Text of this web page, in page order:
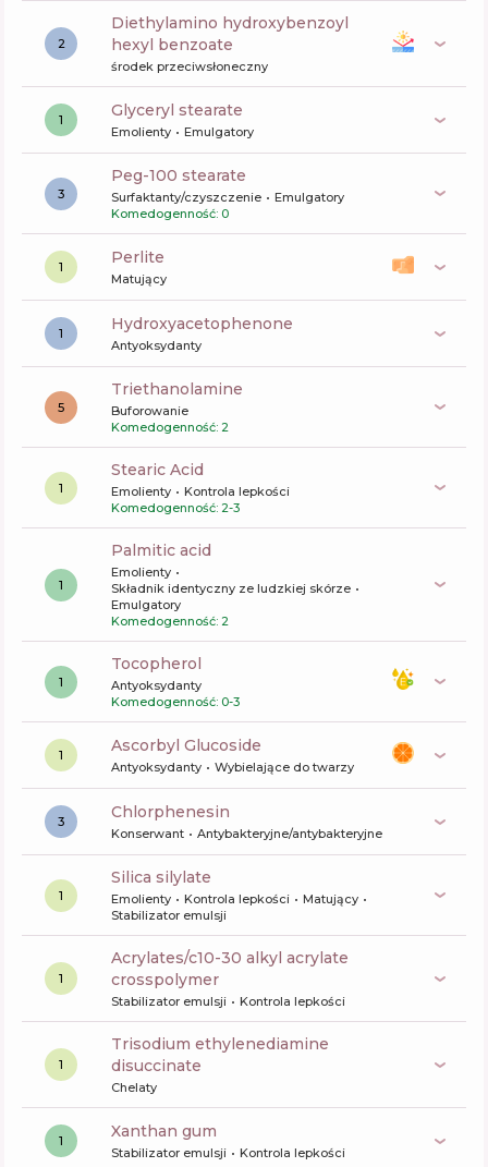
2
diethylamino hydroxybenzoyl
hexyl benzoate
środek przeciwsłoneczny
1 glyceryl stearate
Emolienty Emulgatory
3
peg-100 stearate
Surfaktanty/czyszczenie
Emulgatory
Komedogenność: 0
1 perlite
Matujący
1 Hydroxyacetophenone
Antyoksydanty
5
triethanolamine
Buforowanie
Komedogenność: 2
1
Stearic Acid
Emolienty
Kontrola lepkości
Komedogenność: 2-3
1
palmitic acid
Emolienty
Składnik identyczny ze ludzkiej skórze
Emulgatory
Komedogenność: 2
1
tocopherol
Antyoksydanty
Komedogenność: 0-3
1 Ascorbyl Glucoside
Antyoksydanty Wybielające do twarzy
3 chlorphenesin
Konserwant Antybakteryjne/antybakteryjne
1
silica silylate
Emolienty Kontrola lepkości
Matujący
Stabilizator emulsji
1
acrylates/c10-30 alkyl acrylate
crosspolymer
Stabilizator emulsji Kontrola lepkości
1
trisodium ethylenediamine
disuccinate
Chelaty
1 xanthan gum
Stabilizator emulsji Kontrola lepkości